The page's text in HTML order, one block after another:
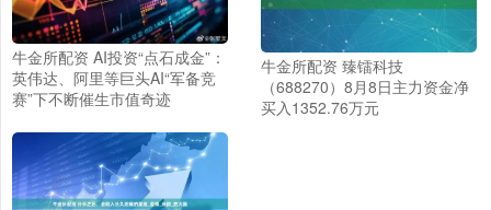
牛金所配资 AI投资“点石成金”：
英伟达、阿里等巨头AI“军备竞
赛”下不断催生市值奇迹
牛金所配资 臻镭科技
（688270）8月8日主力资金净
买入1352.76万元